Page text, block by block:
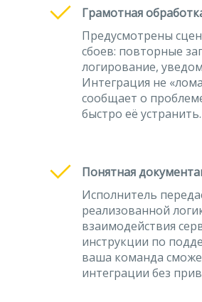
Грамотная
Предусмотрены
сбоев: повторные
логирование,
Интеграция не
сообщает о
быстро её устранить.
Понятная
Исполнитель
реализованной
взаимодействия
инструкции по
ваша команда
интеграции без